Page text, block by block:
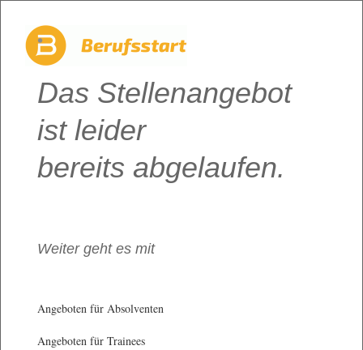
Das Stellenangebot
ist leider
bereits abgelaufen.
Weiter geht es mit
Angeboten für Absolventen
Angeboten für Trainees